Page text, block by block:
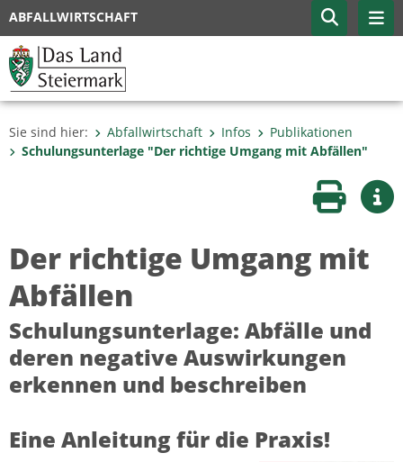
ABFALLWIRTSCHAFT
Sie sind hier: Abfallwirtschaft Infos
Publikationen
Schulungsunterlage "Der richtige Umgang mit Abfällen"
Seite
Der richtige Umgang mit
Abfällen
Schulungsunterlage: Abfälle und
deren negative Auswirkungen
erkennen und beschreiben
Eine Anleitung für die Praxis!